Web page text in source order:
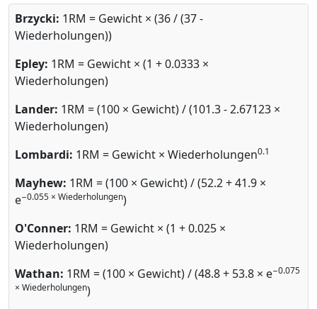
Brzycki: 1RM = Gewicht × (36 / (37 -
Wiederholungen))
Epley: 1RM = Gewicht × (1 + 0.0333 ×
Wiederholungen)
Lander: 1RM = (100 × Gewicht) / (101.3 - 2.67123 ×
Wiederholungen)
Lombardi: 1RM = Gewicht × Wiederholungen0.1
Mayhew: 1RM = (100 × Gewicht) / (52.2 + 41.9 ×
e−0.055 × Wiederholungen)
O'Conner: 1RM = Gewicht × (1 + 0.025 ×
Wiederholungen)
Wathan: 1RM = (100 × Gewicht) / (48.8 + 53.8 × e−0.075
× Wiederholungen)